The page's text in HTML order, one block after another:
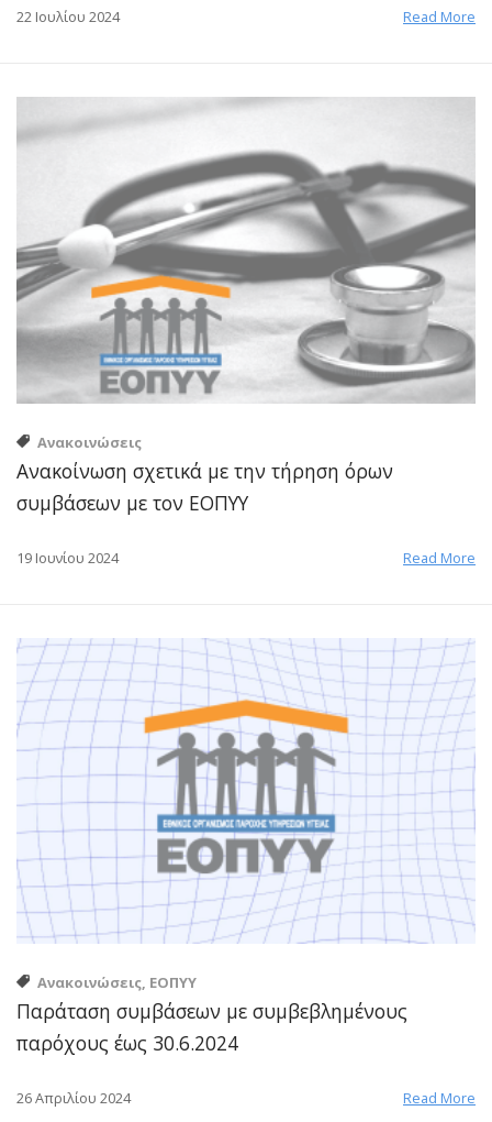
22 Ιουλίου 2024 Read More
Ανακοινώσεις
Ανακοίνωση σχετικά με την τήρηση όρων
συμβάσεων με τον ΕΟΠΥΥ
19 Ιουνίου 2024 Read More
Ανακοινώσεις, ΕΟΠΥΥ
Παράταση συμβάσεων με συμβεβλημένους
παρόχους έως 30.6.2024
26 Απριλίου 2024 Read More